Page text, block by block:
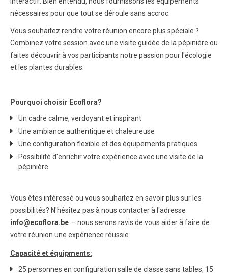
nécessaires pour que tout se déroule sans accroc.
Vous souhaitez rendre votre réunion encore plus spéciale ?
Combinez votre session avec une visite guidée de la pépinière ou
faites découvrir à vos participants notre passion pour l'écologie
et les plantes durables.
Pourquoi choisir Ecoflora?
Un cadre calme, verdoyant et inspirant
Une ambiance authentique et chaleureuse
Une configuration flexible et des équipements pratiques
Possibilité d'enrichir votre expérience avec une visite de la
pépinière
Vous êtes intéressé ou vous souhaitez en savoir plus sur les
possibilités? N'hésitez pas à nous contacter à l'adresse
info@ecoflora.be — nous serons ravis de vous aider à faire de
votre réunion une expérience réussie.
Capacité et équipments:
25 personnes en configuration salle de classe sans tables, 15